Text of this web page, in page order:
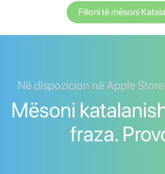
Filloni të mësoni
Në dispozicion në Apple
Mësoni
fraza.